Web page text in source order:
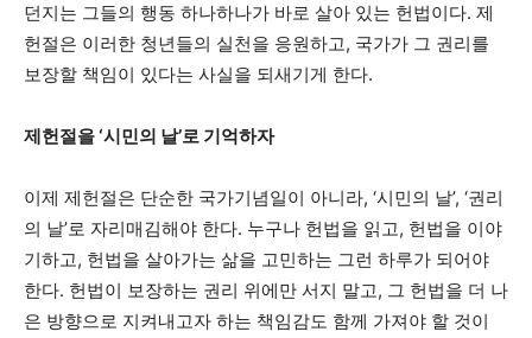
던지는 그들의 행동 하나하나가 바로 살아 있는 헌법이다. 제
헌절은 이러한 청년들의 실천을 응원하고, 국가가 그 권리를
보장할 책임이 있다는 사실을 되새기게 한다.
제헌절을 ‘시민의 날’로 기억하자
이제 제헌절은 단순한 국가기념일이 아니라, ‘시민의 날’, ‘권리
의 날’로 자리매김해야 한다. 누구나 헌법을 읽고, 헌법을 이야
기하고, 헌법을 살아가는 삶을 고민하는 그런 하루가 되어야
한다. 헌법이 보장하는 권리 위에만 서지 말고, 그 헌법을 더 나
은 방향으로 지켜내고자 하는 책임감도 함께 가져야 할 것이